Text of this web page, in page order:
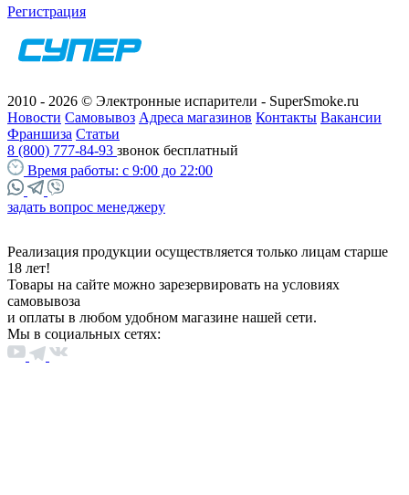
Регистрация
2010 - 2026 © Электронные испарители - SuperSmoke.ru
Новости Самовывоз Адреса магазинов Контакты Вакансии
Франшиза Статьи
8 (800) 777-84-93 звонок бесплатный
Время работы: с 9:00 до 22:00
задать вопрос менеджеру
Реализация продукции осуществляется только лицам старше
18 лет!
Товары на сайте можно зарезервировать на условиях
самовывоза
и оплаты в любом удобном магазине нашей сети.
Мы в социальных сетях: